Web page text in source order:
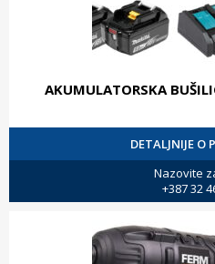
AKUMULATORSKA
DETALJNIJE O
Nazovite
+387 32